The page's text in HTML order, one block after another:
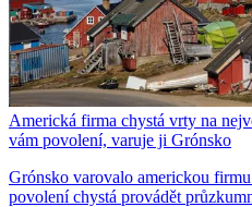
Americká firma chystá vrty na
vám povolení, varuje ji Grónsko
Grónsko varovalo americkou
povolení chystá provádět